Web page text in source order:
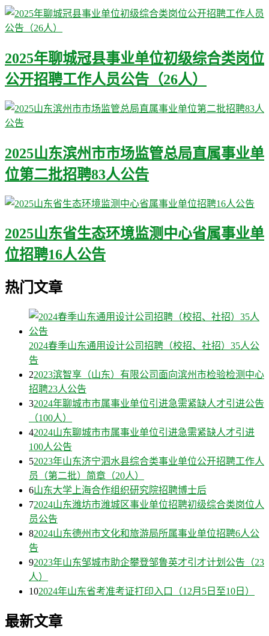
2025年聊城冠县事业单位初级综合类岗位
公开招聘工作人员公告（26人）
2025山东滨州市市场监管总局直属事业单
位第二批招聘83人公告
2025山东省生态环境监测中心省属事业单
位招聘16人公告
热门文章
2024春季山东通用设计公司招聘（校招、社招）35人公
告
22023滨智享（山东）有限公司面向滨州市检验检测中心
招聘23人公告
32024年聊城市市属事业单位引进急需紧缺人才引进公告
（100人）
42024山东聊城市市属事业单位引进急需紧缺人才引进
100人公告
52023年山东济宁泗水县综合类事业单位公开招聘工作人
员（第二批）简章（20人）
6山东大学上海合作组织研究院招聘博士后
72024山东潍坊市潍城区事业单位招聘初级综合类岗位人
员公告
82024山东德州市文化和旅游局所属事业单位招聘6人公
告
92023年山东邹城市助企攀登邹鲁英才引才计划公告（23
人）
102024年山东省考准考证打印入口（12月5日至10日）
最新文章